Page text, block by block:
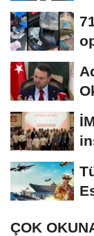
ÇOK